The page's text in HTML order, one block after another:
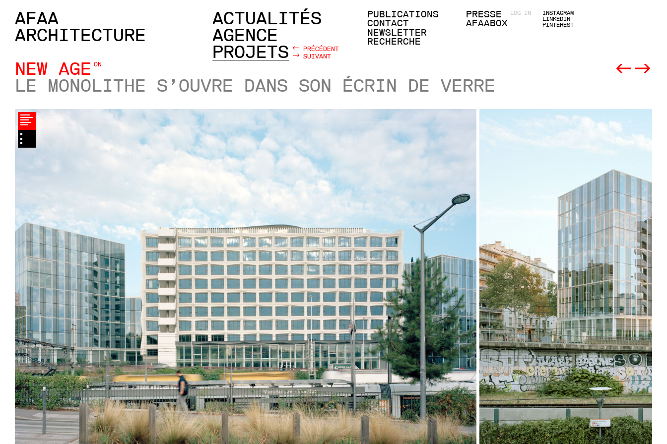
AFAA
ARCHITECTURE
ACTUALITÉS
AGENCE
PROJETS
PRÉCÉDENT
SUIVANT
PUBLICATIONS
CONTACT
NEWSLETTER
RECHERCHE
PRESSE LOG IN
AFAABOX
INSTAGRAM
LINKEDIN
PINTEREST
NEW AGE ON
LE MONOLITHE S’OUVRE DANS SON ÉCRIN DE VERRE